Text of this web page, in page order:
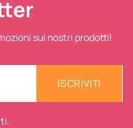
sui nostri prodotti!
ISCRIVITI